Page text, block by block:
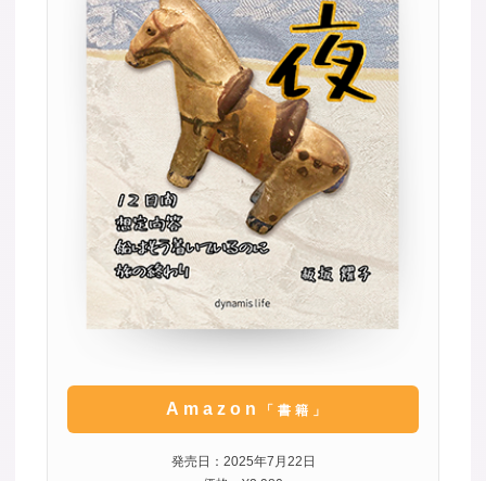
Amazon 「書籍」
発売日：2025年7月22日